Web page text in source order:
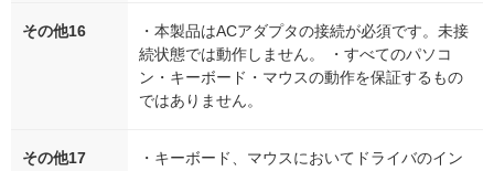
その他16
・本製品はACアダプタの接続が必須です。未接
続状態では動作しません。 ・すべてのパソコ
ン・キーボード・マウスの動作を保証するもの
ではありません。
その他17
・キーボード、マウスにおいてドライバのイン